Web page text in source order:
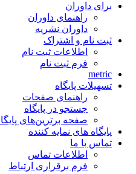
برای داوران
راهنمای داوران
داوران نشریه
ثبت نام و اشتراک
اطلاعات ثبت نام
فرم ثبت نام
metric
تسهیلات پایگاه
راهنمای صفحات
جستجو در پایگاه
صفحه برترین‌های پایگاه
پایگاه های نمایه کننده
تماس با ما
اطلاعات تماس
فرم برقراری ارتباط